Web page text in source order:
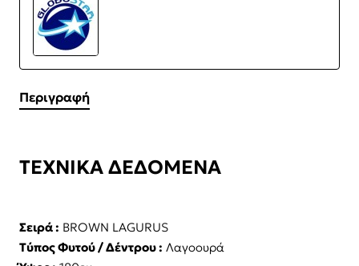
Περιγραφή
ΤΕΧΝΙΚΑ ΔΕΔΟΜΕΝΑ
Σειρά : BROWN LAGURUS
Τύπος Φυτού / Δέντρου : Λαγοουρά